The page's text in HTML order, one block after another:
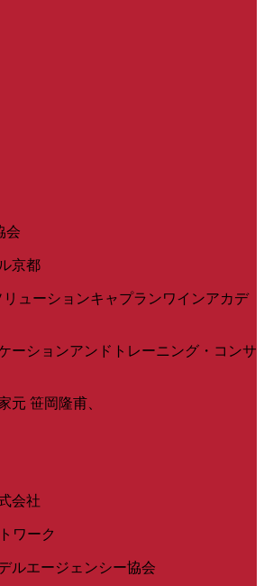
会
京都
ューションキャプランワインアカデ
ーションアンドトレーニング・コンサ
元 笹岡隆甫、
会社
ワーク
ルエージェンシー協会